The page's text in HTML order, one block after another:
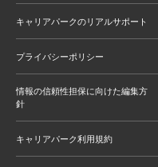
キャリアパークのリアルサポート
プライバシーポリシー
情報の信頼性担保に向けた編集方
針
キャリアパーク利用規約